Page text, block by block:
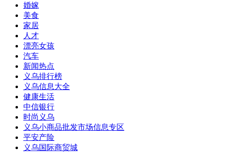
婚嫁
美食
家居
人才
漂亮女孩
汽车
新闻热点
义乌排行榜
义乌信息大全
健康生活
中信银行
时尚义乌
义乌小商品批发市场信息专区
平安产险
义乌国际商贸城